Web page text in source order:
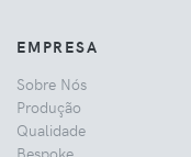
EMPRESA
Sobre Nós
Produção
Qualidade
Bespoke